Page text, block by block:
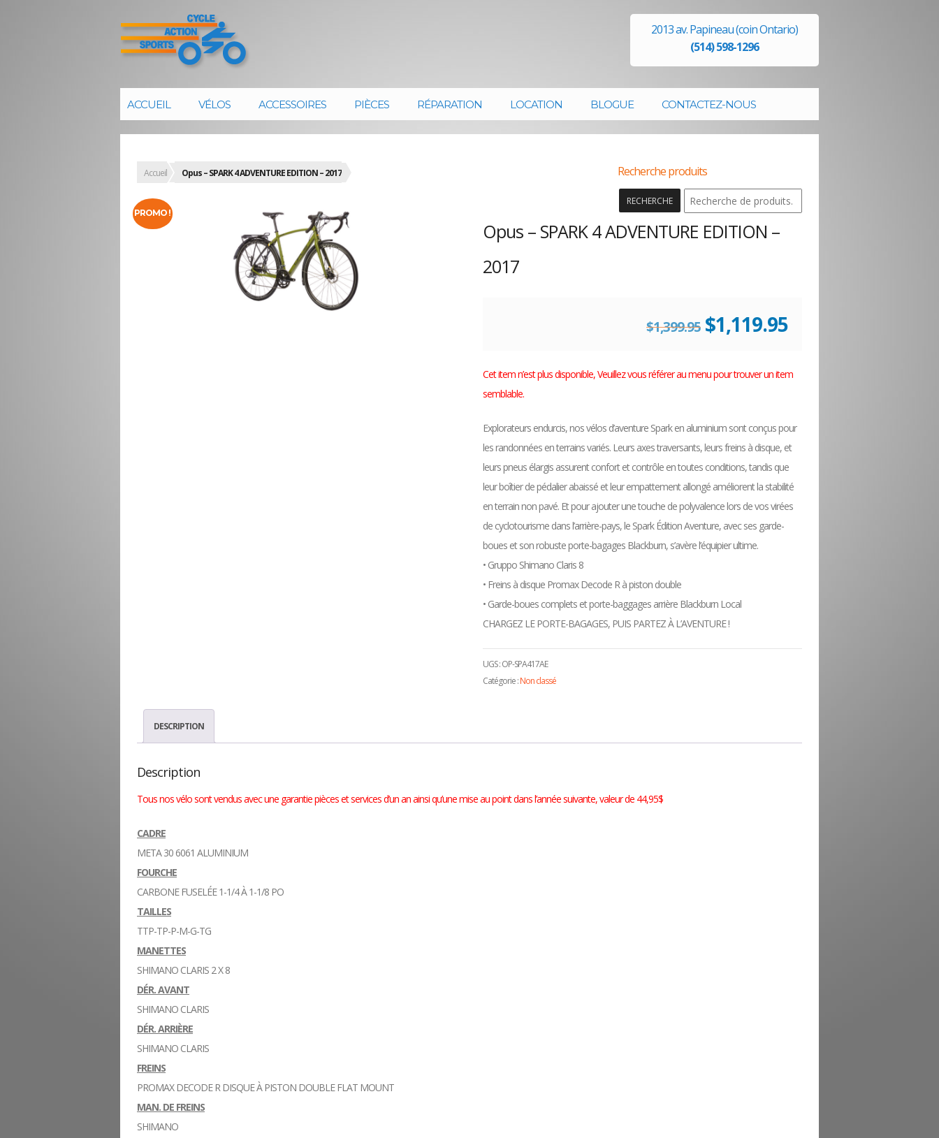
2013 av. Papineau (coin Ontario)
(514) 598-1296
ACCUEIL VÉLOS ACCESSOIRES PIÈCES RÉPARATION LOCATION BLOGUE CONTACTEZ-NOUS
Recherche produits
RECHERCHE
Accueil Opus – SPARK 4 ADVENTURE EDITION – 2017
PROMO !
Opus – SPARK 4 ADVENTURE EDITION –
2017
$1,399.95 Le
était :
$1,399.95.
$1,119.95Le
est :
$1,119.95.
Cet item n’est plus disponible, Veuillez vous référer au menu pour trouver un item
semblable.
Explorateurs endurcis, nos vélos d’aventure Spark en aluminium sont conçus pour
les randonnées en terrains variés. Leurs axes traversants, leurs freins à disque, et
leurs pneus élargis assurent confort et contrôle en toutes conditions, tandis que
leur boîtier de pédalier abaissé et leur empattement allongé améliorent la stabilité
en terrain non pavé. Et pour ajouter une touche de polyvalence lors de vos virées
de cyclotourisme dans l’arrière-pays, le Spark Édition Aventure, avec ses garde-
boues et son robuste porte-bagages Blackburn, s’avère l’équipier ultime.
• Gruppo Shimano Claris 8
• Freins à disque Promax Decode R à piston double
• Garde-boues complets et porte-baggages arrière Blackburn Local
CHARGEZ LE PORTE-BAGAGES, PUIS PARTEZ À L’AVENTURE !
UGS :OP-SPA417AE
Catégorie :Non classé
DESCRIPTION
Description
Tous nos vélo sont vendus avec une garantie pièces et services d’un an ainsi qu’une mise au point dans l’année suivante, valeur de 44,95$
CADRE
META 30 6061 ALUMINIUM
FOURCHE
CARBONE FUSELÉE 1-1/4 À 1-1/8 PO
TAILLES
TTP-TP-P-M-G-TG
MANETTES
SHIMANO CLARIS 2 X 8
DÉR. AVANT
SHIMANO CLARIS
DÉR. ARRIÈRE
SHIMANO CLARIS
FREINS
PROMAX DECODE R DISQUE À PISTON DOUBLE FLAT MOUNT
MAN. DE FREINS
SHIMANO